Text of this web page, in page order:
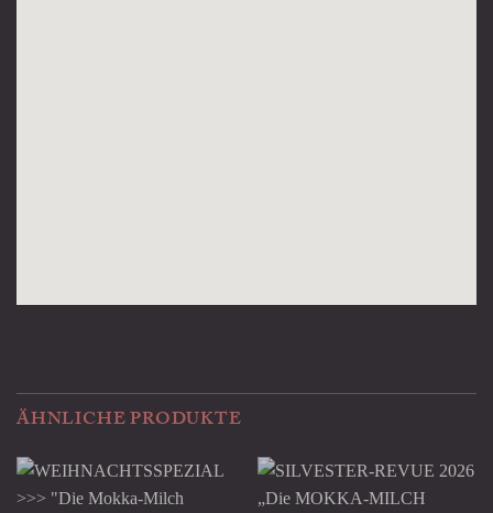
ÄHNLICHE PRODUKTE